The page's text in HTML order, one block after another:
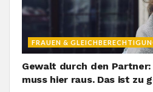
FRAUEN &
Gewalt durch den
muss hier raus. Das ist zu